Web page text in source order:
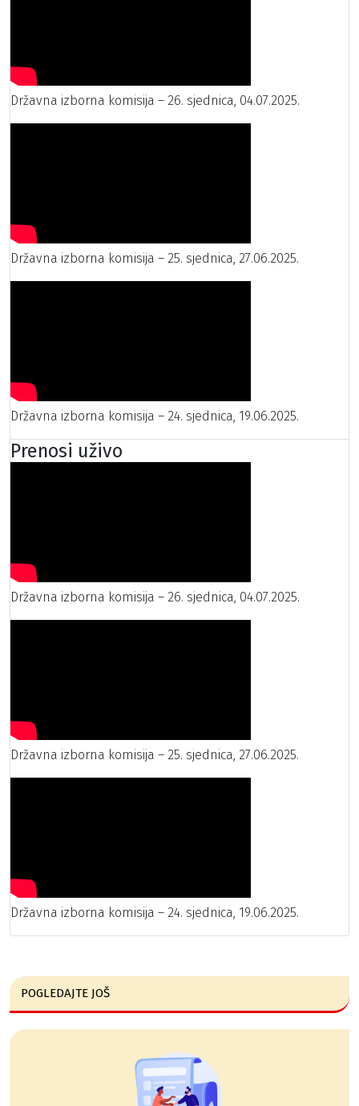
Državna izborna komisija – 26. sjednica, 04.07.2025.
Državna izborna komisija – 25. sjednica, 27.06.2025.
Državna izborna komisija – 24. sjednica, 19.06.2025.
Prenosi uživo
Državna izborna komisija – 26. sjednica, 04.07.2025.
Državna izborna komisija – 25. sjednica, 27.06.2025.
Državna izborna komisija – 24. sjednica, 19.06.2025.
POGLEDAJTE JOŠ